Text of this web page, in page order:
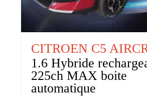
CITROEN C5
1.6 Hybride
225ch MAX boite
automatique